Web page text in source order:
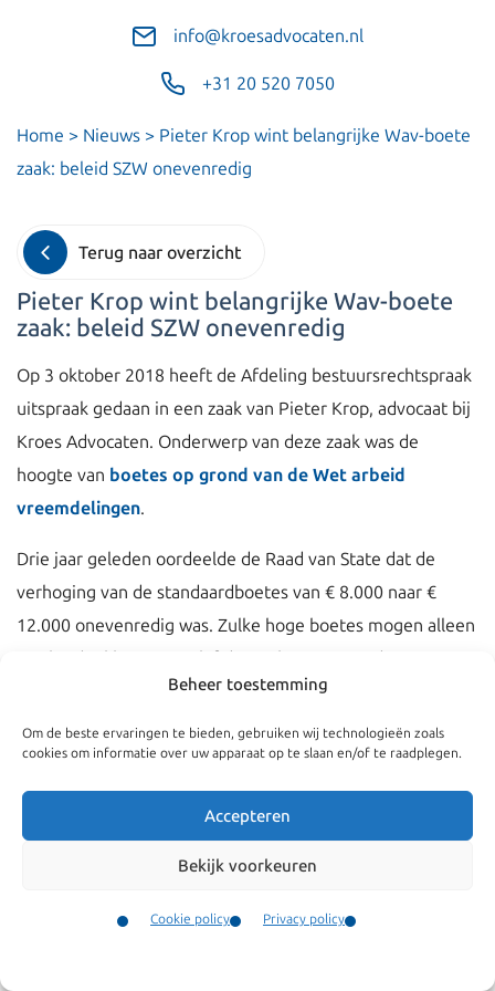
Beheer toestemming
Om de beste ervaringen te bieden, gebruiken wij technologieën zoals
cookies om informatie over uw apparaat op te slaan en/of te raadplegen.
Accepteren
Bekijk voorkeuren
Cookie policy Privacy policy
info@kroesadvocaten.nl
+31 20 520 7050
Home > Nieuws > Pieter Krop wint belangrijke Wav-boete
zaak: beleid SZW onevenredig
Terug naar overzicht
Pieter Krop wint belangrijke Wav-boete
zaak: beleid SZW onevenredig
Op 3 oktober 2018 heeft de Afdeling bestuursrechtspraak
uitspraak gedaan in een zaak van Pieter Krop, advocaat bij
Kroes Advocaten. Onderwerp van deze zaak was de
hoogte van boetes op grond van de Wet arbeid
vreemdelingen.
Drie jaar geleden oordeelde de Raad van State dat de
verhoging van de standaardboetes van € 8.000 naar €
12.000 onevenredig was. Zulke hoge boetes mogen alleen
aan hardnekkige en malafide werkgevers worden
opgelegd. SZW heeft daarna het beleid aangepast: de
standaard boete is vastgesteld op € 8.000, en wordt onder
bepaalde omstandigheden verhoogd naar € 12.000.
Volgens Pieter Krop was dit nieuwe beleid geen goede
uitwerking van de uitspraak van de eerder uitspraak van
de Raad van State. Daar heeft hij nu gelijk in gekregen.
Het betrof een horecaonderneming waar één vreemdeling